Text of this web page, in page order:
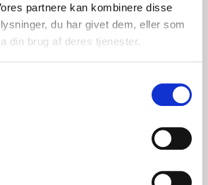
partnere kan kombinere disse
du har givet dem, eller som
din brug af deres tjenester.
var komme lidt skæve på renden
var derved gået på grund. et kort første
uden held da